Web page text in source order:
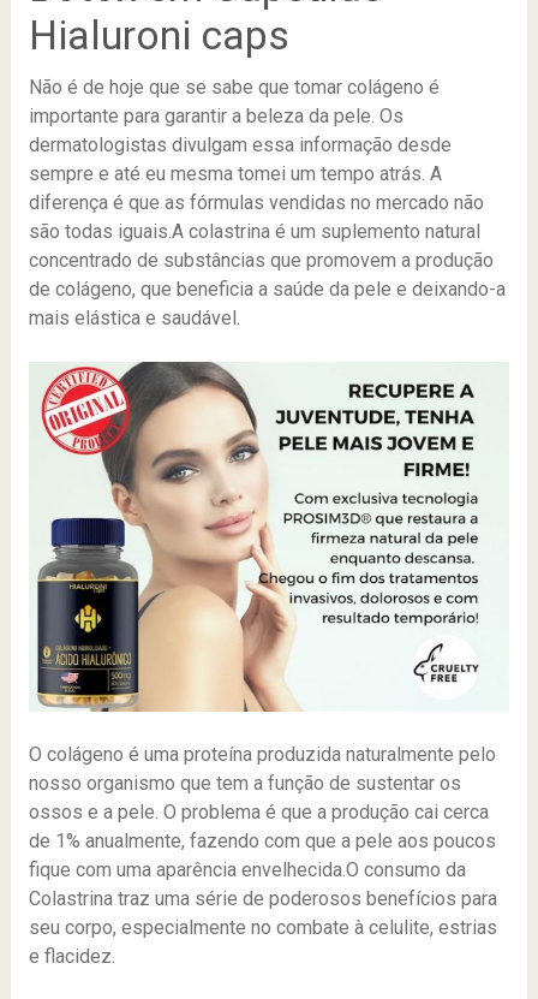
Hialuroni caps
Não é de hoje que se sabe que tomar colágeno é
importante para garantir a beleza da pele. Os
dermatologistas divulgam essa informação desde
sempre e até eu mesma tomei um tempo atrás. A
diferença é que as fórmulas vendidas no mercado não
são todas iguais.A colastrina é um suplemento natural
concentrado de substâncias que promovem a produção
de colágeno, que beneficia a saúde da pele e deixando-a
mais elástica e saudável.
O colágeno é uma proteína produzida naturalmente pelo
nosso organismo que tem a função de sustentar os
ossos e a pele. O problema é que a produção cai cerca
de 1% anualmente, fazendo com que a pele aos poucos
fique com uma aparência envelhecida.O consumo da
Colastrina traz uma série de poderosos benefícios para
seu corpo, especialmente no combate à celulite, estrias
e flacidez.